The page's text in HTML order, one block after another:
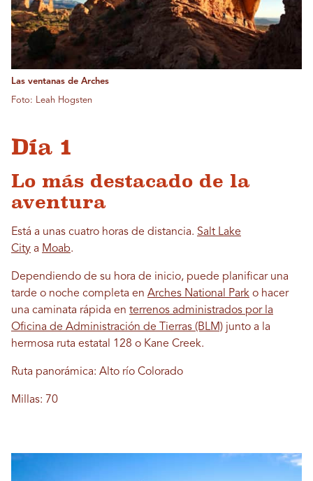
Las ventanas de Arches
Foto: Leah Hogsten
Día 1
Lo más destacado de la
aventura
Está a unas cuatro horas de distancia. Salt Lake
City a Moab.
Dependiendo de su hora de inicio, puede planificar una
tarde o noche completa en Arches National Park o hacer
una caminata rápida en terrenos administrados por la
Oficina de Administración de Tierras (BLM) junto a la
hermosa ruta estatal 128 o Kane Creek.
Ruta panorámica: Alto río Colorado
Millas: 70